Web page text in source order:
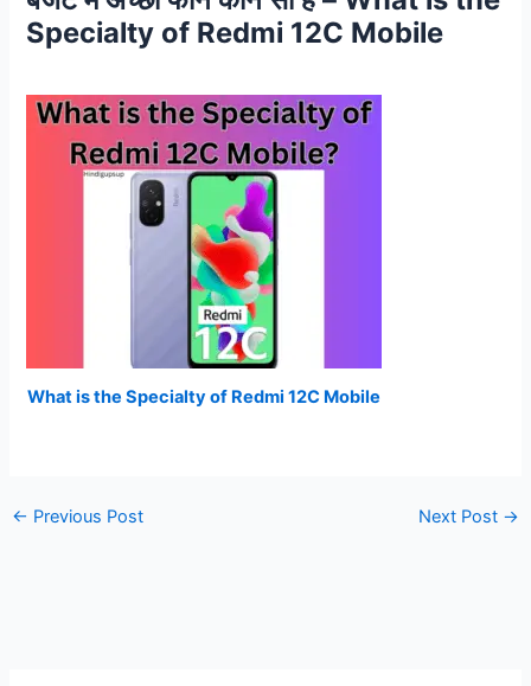
Specialty of Redmi 12C Mobile
What is the Specialty of Redmi 12C Mobile
← Previous Post Next Post →